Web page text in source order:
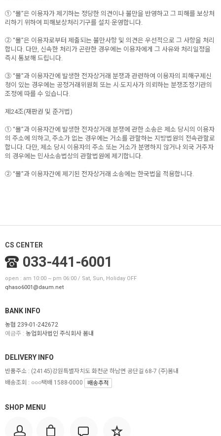
① “몰”은 이용자가 제기하는 정당한 의견이나 불만을 반영하고 그 피해를 보상처
리하기 위하여 피해보상처리기구를 설치·운영합니다.
② “몰”은 이용자로부터 제출되는 불만사항 및 의견은 우선적으로 그 사항을 처리
합니다. 다만, 신속한 처리가 곤란한 경우에는 이용자에게 그 사유와 처리일정을
즉시 통보해 드립니다.
③ “몰”과 이용자간에 발생한 전자상거래 분쟁과 관련하여 이용자의 피해구제신
청이 있는 경우에는 공정거래위원회 또는 시·도지사가 의뢰하는 분쟁조정기관의
조정에 따를 수 있습니다.
제24조(재판권 및 준거법)
① “몰”과 이용자간에 발생한 전자상거래 분쟁에 관한 소송은 제소 당시의 이용자
의 주소에 의하고, 주소가 없는 경우에는 거소를 관할하는 지방법원의 전속관할로
합니다. 다만, 제소 당시 이용자의 주소 또는 거소가 분명하지 않거나 외국 거주자
의 경우에는 민사소송법상의 관할법원에 제기합니다.
② “몰”과 이용자간에 제기된 전자상거래 소송에는 한국법을 적용합니다.
CS CENTER
033-441-6001
open : am 10:00 ~ pm 06:00 / Sat, Sun, Holiday OFF
qhaso6001@daum.net
BANK INFO
농협 239-01-242672
예금주 : 농업회사법인 주식회사 봄내
SHOP MENU
DELIVERY INFO
반품주소 : (24145)강원특별자치도 화천군 하남면 공단길 68-7 (주)봄내
배송조회 : ○○○택배 1588-0000
배송추적